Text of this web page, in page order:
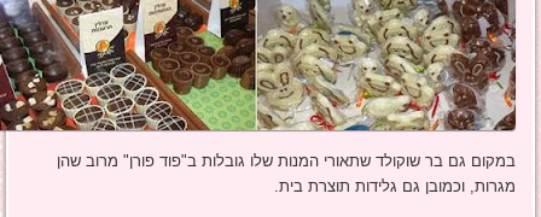
במקום גם בר שוקולד שתאורי המנות שלו גובלות ב"פוד פורן" מרוב שהן
מגרות, וכמובן גם גלידות תוצרת בית.